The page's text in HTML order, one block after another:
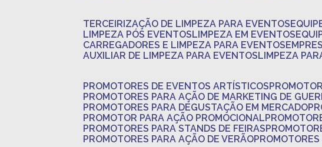
TERCEIRIZAÇÃO DE LIMPEZA PARA EVENTOS
LIMPEZA PÓS EVENTOS
LIMPEZA EM EVENTOS
CARREGADORES E LIMPEZA PARA EVENTOS
AUXILIAR DE LIMPEZA PARA EVENTOS
LIMPEZA
PROMOTORES DE EVENTOS ARTÍSTICOS
PROMOTORES PARA AÇÃO DE MARKETING DE
PROMOTORES PARA DEGUSTAÇÃO EM MERCADO
PROMOTOR PARA AÇÃO PROMOCIONAL
PROMOTORES PARA STANDS DE FEIRAS
PROMOTORES PARA AÇÃO DE VERÃO